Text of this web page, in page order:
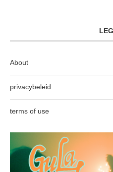
About
privacybeleid
terms of use